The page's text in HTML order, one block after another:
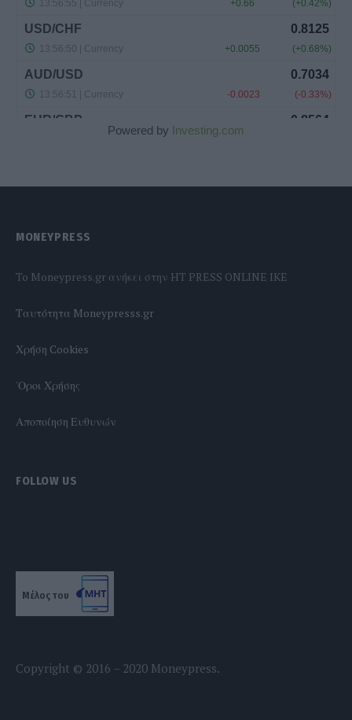
Powered by Investing.com
MONEYPRESS
To Moneypress.gr ανήκει στην HT PRESS ONLINE IKE
Tαυτότητα Moneypresss.gr
Χρήση Cookies
'Οροι Χρήσης
Αποποίηση Ευθυνών
FOLLOW US
Μέλος του
Copyright © 2016 – 2020 Moneypress.